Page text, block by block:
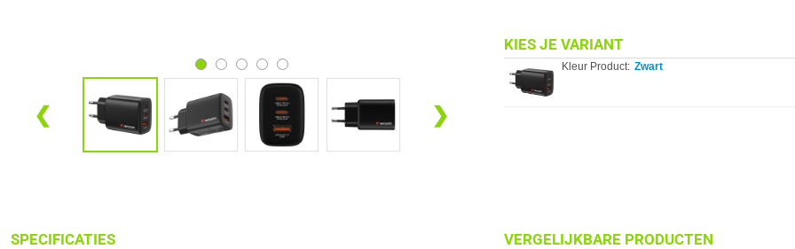
❮ ❯
KIES JE VARIANT
Kleur Product: Zwart
SPECIFICATIES VERGELIJKBARE PRODUCTEN